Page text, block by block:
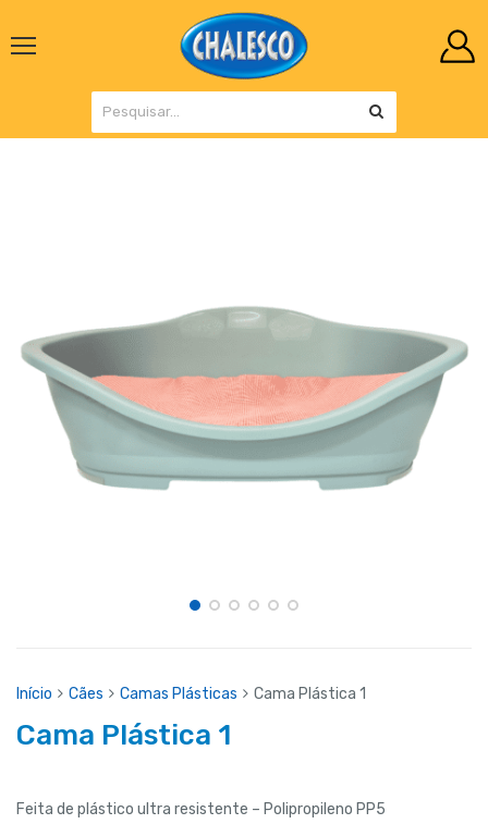
Início Cães Camas Plásticas Cama Plástica 1
Cama Plástica 1
Feita de plástico ultra resistente – Polipropileno PP5